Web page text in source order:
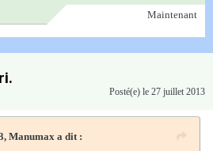
Maintenant
Posté(e) le 27 juillet 2013
Manumax a dit :